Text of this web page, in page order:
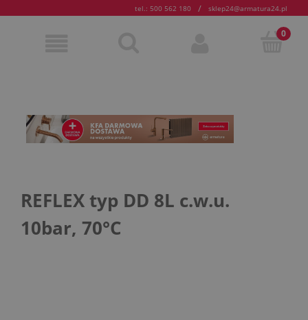
tel.: 500 562 180 / sklep24@armatura24.pl
REFLEX typ DD 8L c.w.u.
10bar, 70°C